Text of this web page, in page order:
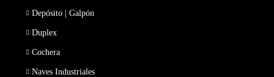
Depósito | Galpón
Duplex
Cochera
Naves Industriales